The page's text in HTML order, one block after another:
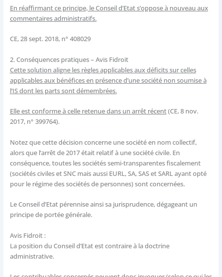
En réaffirmant ce principe, le Conseil d’Etat s’oppose à nouveau aux
commentaires administratifs.
CE, 28 sept. 2018, n° 408029
2.Conséquences pratiques – Avis Fidroit
Cette solution aligne les règles applicables aux déficits sur celles
applicables aux bénéfices en présence d’une société non soumise à
l’IS dont les parts sont démembrées.
Elle est conforme à celle retenue dans un arrêt récent(CE, 8 nov.
2017, n° 399764).
Notez que cette décision concerne une société en nom collectif,
alors que l’arrêt de 2017 était relatif à une société civile. En
conséquence, toutes les sociétés semi-transparentes fiscalement
(sociétés civiles et SNC mais aussi EURL, SA, SAS et SARL ayant opté
pour le régime des sociétés de personnes) sont concernées.
Le Conseil d’Etat pérennise ainsi sa jurisprudence, dégageant un
principe de portée générale.
Avis Fidroit :
La position du Conseil d’Etat est contraire à la doctrine
administrative.